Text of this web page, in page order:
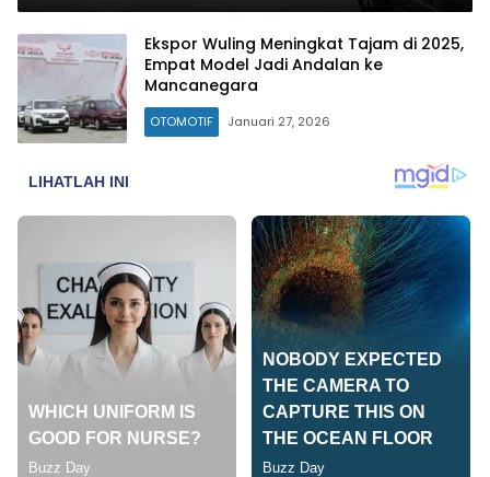
Ekspor Wuling Meningkat Tajam di 2025,
Empat Model Jadi Andalan ke
Mancanegara
OTOMOTIF Januari 27, 2026